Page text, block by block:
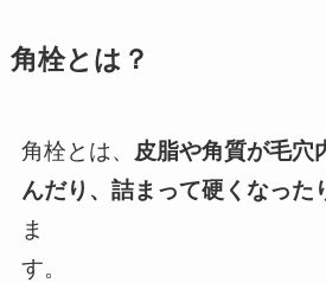
角栓とは？
角栓とは、 皮脂や角質が毛穴
んだり、詰まって硬くなった
ま
す